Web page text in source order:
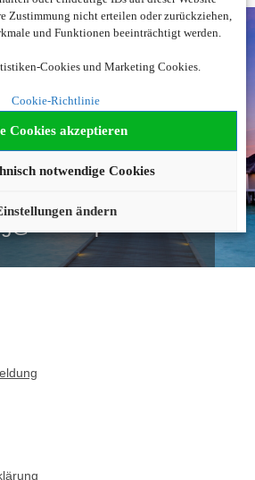
Zustimmung nicht erteilen oder zurückziehen,
und Funktionen beeinträchtigt werden.
Cookies und Marketing Cookies.
Cookie-Richtlinie
Cookies akzeptieren
notwendige Cookies
ändern
nicht fündig
Sie gerne!